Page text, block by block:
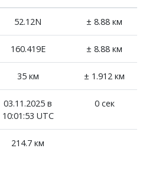
52.12N ± 8.88 км
160.419E ± 8.88 км
35 км ± 1.912 км
03.11.2025 в
10:01:53 UTC
0 сек
214.7 км